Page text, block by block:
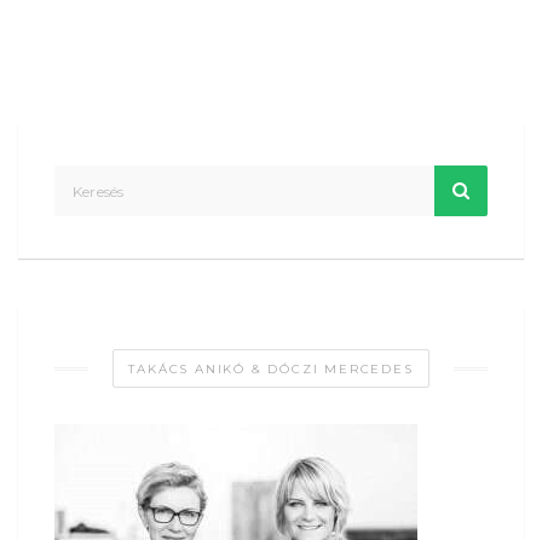
TAKÁCS ANIKÓ & DÓCZI MERCEDES